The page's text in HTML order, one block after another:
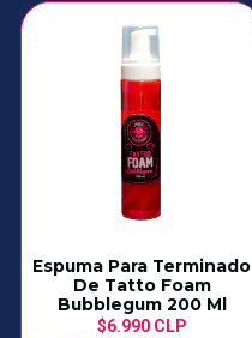
Espuma Para Terminado
De Tatto Foam
Bubblegum 200 Ml
$6.990 CLP